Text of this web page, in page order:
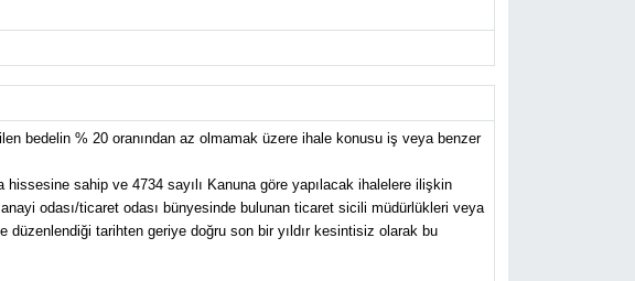
bedelin % 20 oranından az olmamak üzere ihale konusu iş veya benzer
sahip ve 4734 sayılı Kanuna göre yapılacak ihalelere ilişkin
odası/ticaret odası bünyesinde bulunan ticaret sicili müdürlükleri veya
tarihten geriye doğru son bir yıldır kesintisiz olarak bu